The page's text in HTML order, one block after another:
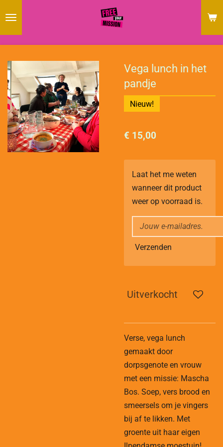
hoofdinhoud
Vega lunch in het
pandje
Nieuw!
€ 15,00
Laat het me weten
wanneer dit product
weer op voorraad is.
Verzenden
Uitverkocht
Verse, vega lunch
gemaakt door
dorpsgenote en vrouw
met een missie: Mascha
Bos. Soep, vers brood en
smeersels om je vingers
bij af te likken. Met
groente uit haar eigen